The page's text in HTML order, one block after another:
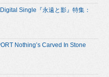
Single『永遠と影』特集：
Nothing’s Carved In Stone